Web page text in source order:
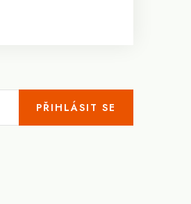
PŘIHLÁSIT SE